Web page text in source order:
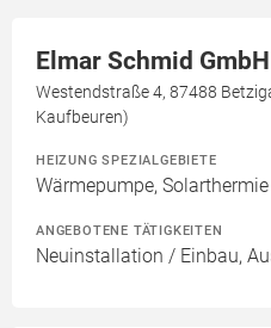
Elmar Schmid GmbH
Westendstraße 4, 87488
Kaufbeuren)
HEIZUNG SPEZIALGEBIETE
Wärmepumpe, Solarthermie
ANGEBOTENE TÄTIGKEITEN
Neuinstallation / Einbau,